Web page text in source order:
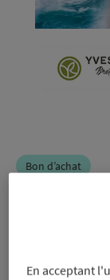
Bon d’achat
-10%
En acceptant